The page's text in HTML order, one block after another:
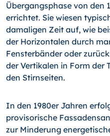
Übergangsphase von den
errichtet. Sie wiesen
damaligen Zeit auf, wie
der Horizontalen durch
Fensterbänder oder
der Vertikalen in Form der
den Stirnseiten.
In den 1980er Jahren
provisorische
zur Minderung